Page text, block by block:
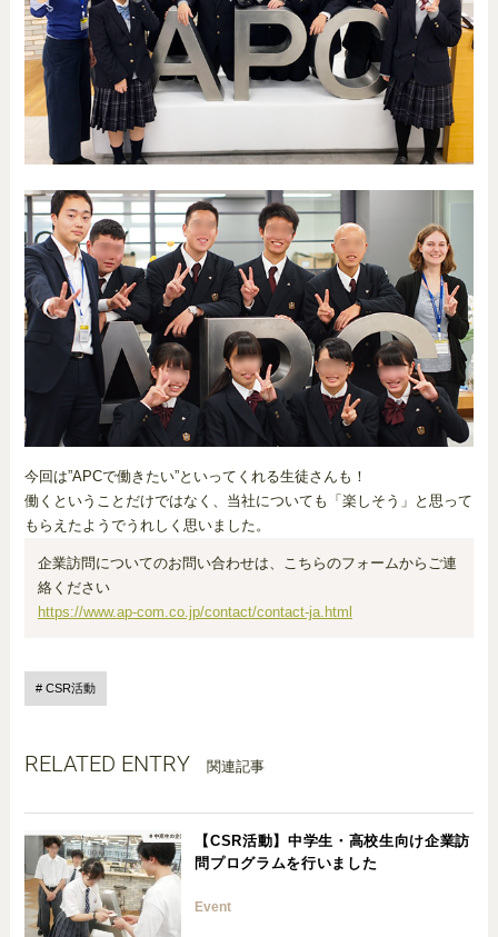
今回は”APCで働きたい”といってくれる生徒さんも！
働くということだけではなく、当社についても「楽しそう」と思って
もらえたようでうれしく思いました。
企業訪問についてのお問い合わせは、こちらのフォームからご連
絡ください
https://www.ap-com.co.jp/contact/contact-ja.html
CSR活動
RELATED ENTRY 関連記事
【CSR活動】中学生・高校生向け企業訪
問プログラムを行いました
Event